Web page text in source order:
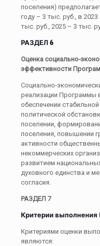
поселения)
году – 3 тыс. руб., в
тыс. руб., 2025 – 3 тыс.
РАЗДЕЛ 6
Оценка социально-
эффективности
Социально-
реализации Программы
обеспечении
политической
поселении,
поселения, повышении
активности
некоммерческих
развитием
духовного единства и
согласия.
РАЗДЕЛ 7
Критерии
Критериями оценки
являются: